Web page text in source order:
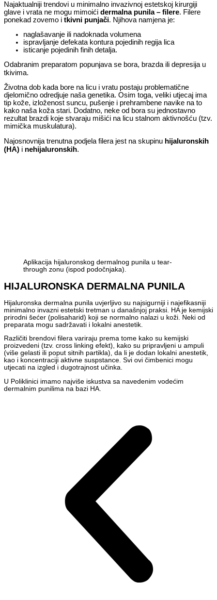
Najaktualniji trendovi u minimalno invazivnoj estetskoj kirurgiji
glave i vrata ne mogu mimoići dermalna punila – filere. Filere
ponekad zovemo i tkivni punjači. Njihova namjena je:
naglašavanje ili nadoknada volumena
ispravljanje defekata kontura pojedinih regija lica
isticanje pojedinih finih detalja.
Odabranim preparatom popunjava se bora, brazda ili depresija u
tkivima.
Životna dob kada bore na licu i vratu postaju problematične
djelomično odredjuje naša genetika. Osim toga, veliki utjecaj ima
tip kože, izloženost suncu, pušenje i prehrambene navike na to
kako naša koža stari. Dodatno, neke od bora su jednostavno
rezultat brazdi koje stvaraju mišići na licu stalnom aktivnošću (tzv.
mimička muskulatura).
Najosnovnija trenutna podjela filera jest na skupinu hijaluronskih
(HA) i nehijaluronskih.
Aplikacija hijaluronskog dermalnog punila u tear-
through zonu (ispod podočnjaka).
HIJALURONSKA DERMALNA PUNILA
Hijaluronska dermalna punila uvjerljivo su najsigurniji i najefikasniji
minimalno invazni estetski tretman u današnjoj praksi. HA je kemijski
prirodni šećer (polisaharid) koji se normalno nalazi u koži. Neki od
preparata mogu sadržavati i lokalni anestetik.
Različiti brendovi filera variraju prema tome kako su kemijski
proizvedeni (tzv. cross linking efekt), kako su pripravljeni u ampuli
(više gelasti ili poput sitnih partikla), da li je dodan lokalni anestetik,
kao i koncentraciji aktivne suspstance. Svi ovi čimbenici mogu
utjecati na izgled i dugotrajnost učinka.
U Poliklinici imamo najviše iskustva sa navedenim vodećim
dermalnim punilima na bazi HA.